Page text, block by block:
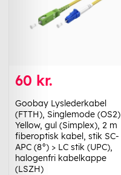
60 kr.
Goobay Lyslederkabel
(FTTH), Singlemode (OS2)
Yellow, gul (Simplex), 2 m
fiberoptisk kabel, stik SC-
APC (8°) > LC stik (UPC),
halogenfri kabelkappe
(LSZH)